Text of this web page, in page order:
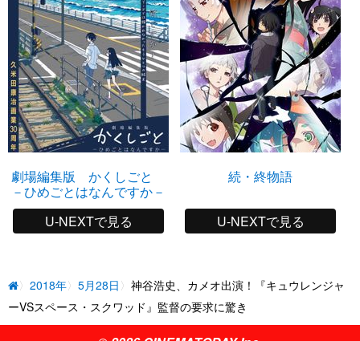
劇場編集版 かくしごと
－ひめごとはなんですか－
U-NEXTで見る
続・終物語
U-NEXTで見る
2018年 5月28日
神谷浩史、カメオ出演！『キュウレンジャ
ーVSスペース・スクワッド』監督の要求に驚き